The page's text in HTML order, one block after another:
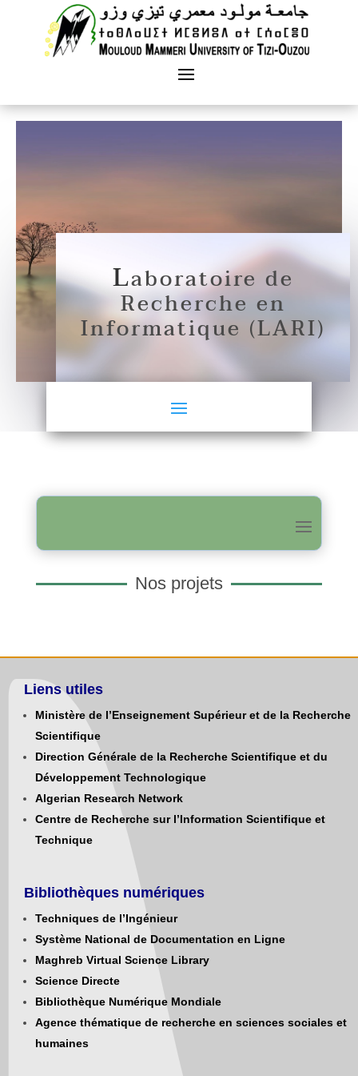
Laboratoire de
Recherche en
Informatique (LARI)
Nos projets
Liens utiles
Ministère de l’Enseignement Supérieur et de la Recherche
Scientifique
Direction Générale de la Recherche Scientifique et du
Développement Technologique
Algerian Research Network
Centre de Recherche sur l’Information Scientifique et
Technique
Bibliothèques numériques
Techniques de l’Ingénieur
Système National de Documentation en Ligne
Maghreb Virtual Science Library
Science Directe
Bibliothèque Numérique Mondiale
Agence thématique de recherche en sciences sociales et
humaines